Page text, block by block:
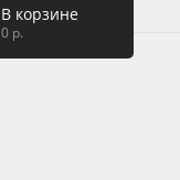
В корзине
0 р.